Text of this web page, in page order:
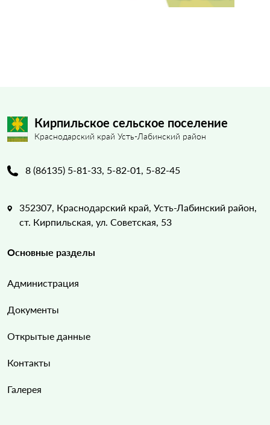
Кирпильское сельское поселение
Краснодарский край Усть-Лабинский район
8 (86135) 5-81-33, 5-82-01, 5-82-45
352307, Краснодарский край, Усть-Лабинский район,
ст. Кирпильская, ул. Советская, 53
Основные разделы
Администрация
Документы
Открытые данные
Контакты
Галерея